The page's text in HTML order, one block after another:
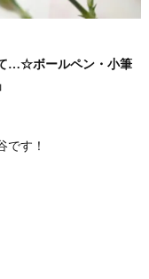
…☆ボールペン・小筆
です！